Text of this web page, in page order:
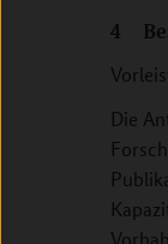
4
Die